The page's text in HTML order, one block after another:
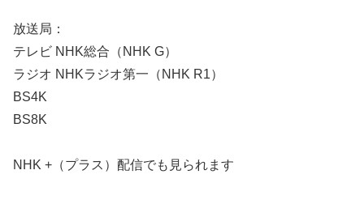
放送局：
テレビ NHK総合（NHK G）
ラジオ NHKラジオ第一（NHK R1）
BS4K
BS8K
NHK +（プラス）配信でも見られます